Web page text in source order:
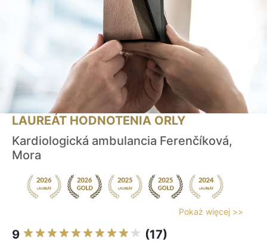
LAUREÁT HODNOTENIA ORLY
Kardiologická ambulancia Ferenčíková,
Mora
Pokaż więcej >>
9 (17)